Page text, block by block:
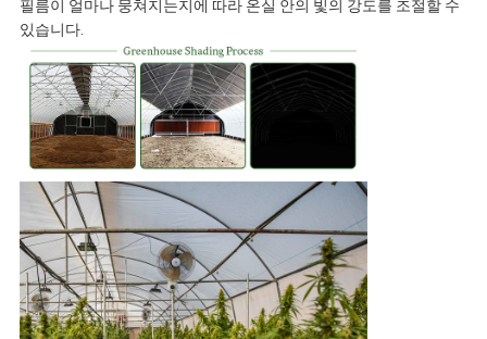
정
책
필름이 얼마나 뭉쳐지는지에 따라 온실 안의 빛의 강도를 조절할 수
있습니다.